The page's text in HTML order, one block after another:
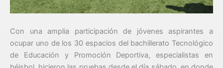
Con una amplia participación de jóvenes aspirantes a
ocupar uno de los 30 espacios del bachillerato Tecnológico
de Educación y Promoción Deportiva, especialistas en